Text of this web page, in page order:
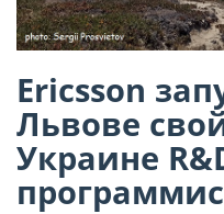
Ericsson
Львове
Украине